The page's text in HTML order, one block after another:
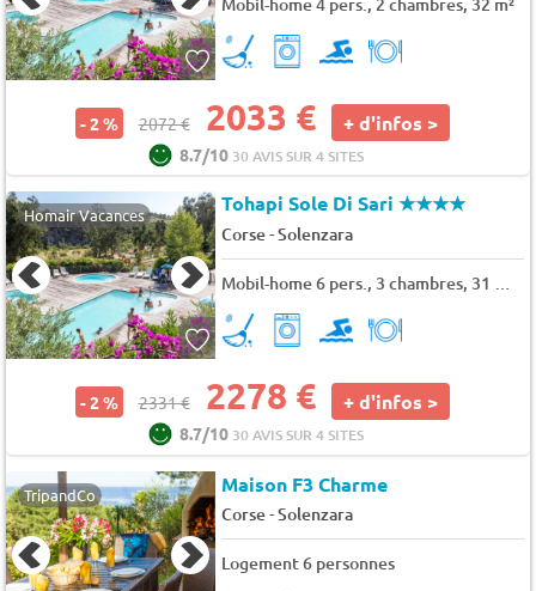
- 2 % 2072 € 2033 € + d'infos >
8.7/10 30 AVIS SUR 4 SITES
Homair Vacances Tohapi Sole Di Sari★★★★
Corse-Solenzara
Mobil-home 6 pers., 3 chambres, 31 m² - 36 m²
- 2 % 2331 € 2278 € + d'infos >
8.7/10 30 AVIS SUR 4 SITES
TripandCo Maison F3 Charme
Corse-Solenzara
Logement 6 personnes